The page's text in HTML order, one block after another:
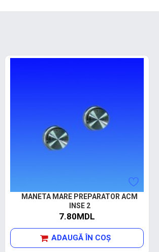
MANETA MARE PREPARATOR ACM
INSE 2
7.80MDL
ADAUGĂ ÎN COŞ